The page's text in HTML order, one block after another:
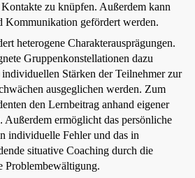
zu knüpfen. Außerdem kann
Kommunikation gefördert werden.
heterogene Charakterausprägungen.
Gruppenkonstellationen dazu
Stärken der Teilnehmer zur
ausgeglichen werden. Zum
den Lernbeitrag anhand eigener
ermöglicht das persönliche
individuelle Fehler und das in
situative Coaching durch die
Problembewältigung.